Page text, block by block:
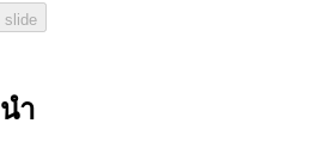
slide
ำ